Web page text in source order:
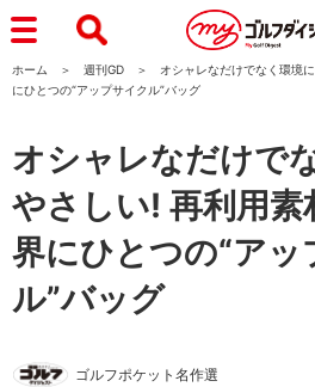
ホーム 週刊GD
オシャレなだけでなく環境
にひとつの“アップサイクル”バッグ
オシャレなだけで
やさしい! 再利用
界にひとつの“アッ
ル”バッグ
ゴルフポケット名作選